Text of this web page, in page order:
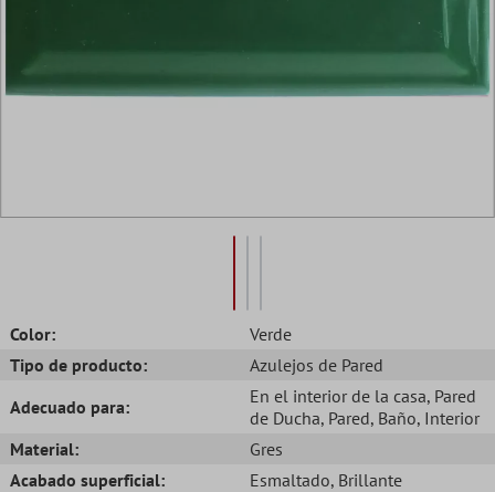
Color:
Verde
Tipo de producto:
Azulejos de Pared
Adecuado para:
En el interior de la casa, Pared
de Ducha, Pared, Baño, Interior
Material:
Gres
Acabado superficial:
Esmaltado, Brillante